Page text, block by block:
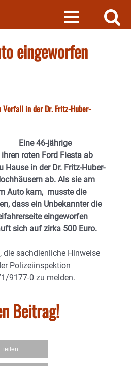
eingeworfen
in der Dr. Fritz-Huber-
Eine 46-jährige
roten Ford Fiesta ab
Hause in der Dr. Fritz-Huber-
ab. Als sie am
Auto kam, musste die
dass ein Unbekannter die
eingeworfen
sich auf zirka 500 Euro.
die sachdienliche Hinweise
Polizeiinspektion
9177-0 zu melden.
Beitrag!
teilen